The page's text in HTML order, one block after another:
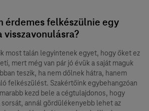
érdemes felkészülnie egy
most talán legyintenek egyet, hogy őket ez
mert még van pár jó évük a saját maguk
teszik, ha nem dőlnek hátra, hanem
felkészülést. Szakértőink egybehangzóan
kezd bele a cégtulajdonos, hogy
sorsát, annál gördülékenyebb lehet az